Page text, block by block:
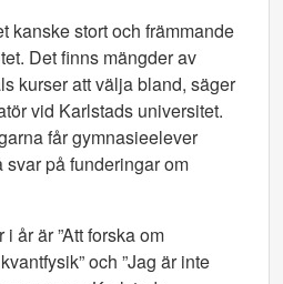
kanske stort och främmande
Det finns mängder av
kurser att välja bland, säger
vid Karlstads universitet.
får gymnasieelever
på funderingar om
år är ”Att forska om
och ”Jag är inte